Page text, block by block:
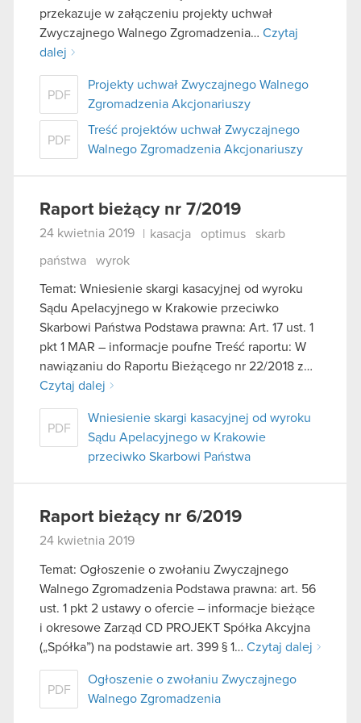
przekazuje w załączeniu projekty uchwał
Zwyczajnego Walnego Zgromadzenia… Czytaj
dalej
PDF
Projekty uchwał Zwyczajnego Walnego
Zgromadzenia Akcjonariuszy
PDF
Treść projektów uchwał Zwyczajnego
Walnego Zgromadzenia Akcjonariuszy
Raport bieżący nr 7/2019
24 kwietnia 2019 kasacja optimus skarb
państwa wyrok
Temat: Wniesienie skargi kasacyjnej od wyroku
Sądu Apelacyjnego w Krakowie przeciwko
Skarbowi Państwa Podstawa prawna: Art. 17 ust. 1
pkt 1 MAR – informacje poufne Treść raportu: W
nawiązaniu do Raportu Bieżącego nr 22/2018 z…
Czytaj dalej
PDF
Wniesienie skargi kasacyjnej od wyroku
Sądu Apelacyjnego w Krakowie
przeciwko Skarbowi Państwa
Raport bieżący nr 6/2019
24 kwietnia 2019
Temat: Ogłoszenie o zwołaniu Zwyczajnego
Walnego Zgromadzenia Podstawa prawna: art. 56
ust. 1 pkt 2 ustawy o ofercie – informacje bieżące
i okresowe Zarząd CD PROJEKT Spółka Akcyjna
(„Spółka”) na podstawie art. 399 § 1… Czytaj dalej
PDF
Ogłoszenie o zwołaniu Zwyczajnego
Walnego Zgromadzenia